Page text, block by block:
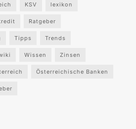
KSV lexikon
Ratgeber
Tipps Trends
Wissen Zinsen
Österreichische Banken